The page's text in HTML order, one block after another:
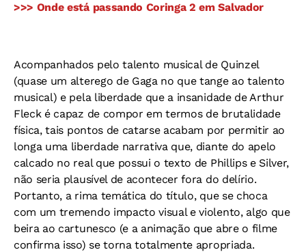
>>> Onde está passando Coringa 2 em Salvador
Acompanhados pelo talento musical de Quinzel
(quase um alterego de Gaga no que tange ao talento
musical) e pela liberdade que a insanidade de Arthur
Fleck é capaz de compor em termos de brutalidade
física, tais pontos de catarse acabam por permitir ao
longa uma liberdade narrativa que, diante do apelo
calcado no real que possui o texto de Phillips e Silver,
não seria plausível de acontecer fora do delírio.
Portanto, a rima temática do título, que se choca
com um tremendo impacto visual e violento, algo que
beira ao cartunesco (e a animação que abre o filme
confirma isso) se torna totalmente apropriada.